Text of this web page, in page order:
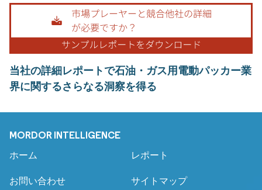
当社の詳細レポートで石油・ガス用電動パッカー業
界に関するさらなる洞察を得る
MORDOR INTELLIGENCE
ホーム レポート
お問い合わせ サイトマップ